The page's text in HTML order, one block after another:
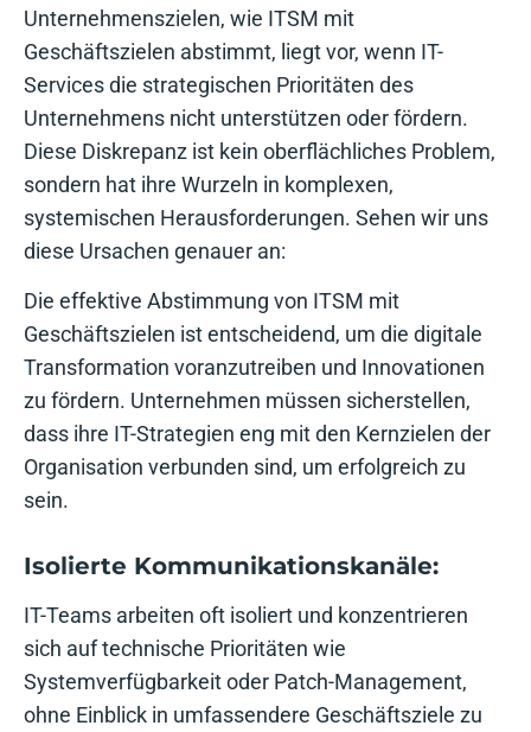
Unternehmenszielen, wie ITSM mit
Geschäftszielen abstimmt, liegt vor, wenn IT-
Services die strategischen Prioritäten des
Unternehmens nicht unterstützen oder fördern.
Diese Diskrepanz ist kein oberflächliches Problem,
sondern hat ihre Wurzeln in komplexen,
systemischen Herausforderungen. Sehen wir uns
diese Ursachen genauer an:
Die effektive Abstimmung von ITSM mit
Geschäftszielen ist entscheidend, um die digitale
Transformation voranzutreiben und Innovationen
zu fördern. Unternehmen müssen sicherstellen,
dass ihre IT-Strategien eng mit den Kernzielen der
Organisation verbunden sind, um erfolgreich zu
sein.
Isolierte Kommunikationskanäle:
IT-Teams arbeiten oft isoliert und konzentrieren
sich auf technische Prioritäten wie
Systemverfügbarkeit oder Patch-Management,
ohne Einblick in umfassendere Geschäftsziele zu